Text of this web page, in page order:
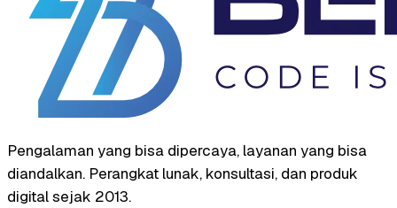
Pengalaman yang bisa dipercaya, layanan yang bisa
diandalkan. Perangkat lunak, konsultasi, dan produk
digital sejak 2013.